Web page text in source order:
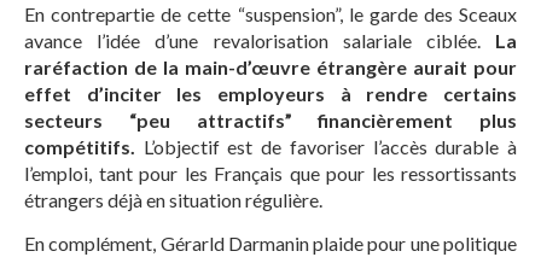
En contrepartie de cette “suspension”, le garde des Sceaux
avance l’idée d’une revalorisation salariale ciblée.
La
raréfaction de la main-d’œuvre étrangère aurait pour
effet d’inciter les employeurs à rendre certains
secteurs “peu attractifs” financièrement plus
compétitifs. L’objectif est de favoriser l’accès durable à
l’emploi, tant pour les Français que pour les ressortissants
étrangers déjà en situation régulière.
En complément, Gérarld Darmanin plaide pour une politique